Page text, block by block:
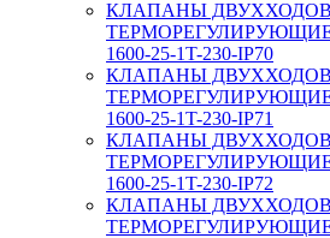
КЛАПАНЫ
ТЕРМОРЕГУЛИРУЮЩИЕ
1600-25-1T-230-IP70
КЛАПАНЫ
ТЕРМОРЕГУЛИРУЮЩИЕ
1600-25-1T-230-IP71
КЛАПАНЫ
ТЕРМОРЕГУЛИРУЮЩИЕ
1600-25-1T-230-IP72
КЛАПАНЫ
ТЕРМОРЕГУЛИРУЮЩИЕ